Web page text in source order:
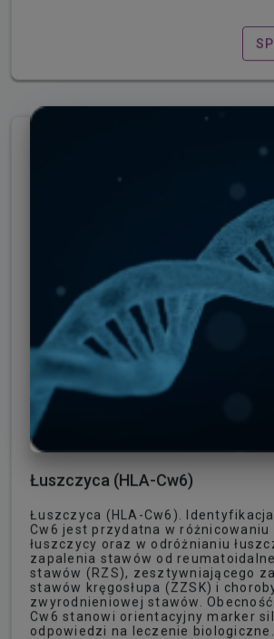
Łuszczyca (HLA-Cw6)
Łuszczyca (HLA-Cw6).
Cw6 jest przydatna w różnicowaniu
łuszczycy oraz w odróżnianiu
zapalenia stawów od
stawów (RZS), zesztywniającego
stawów kręgosłupa (ZZSK) i
zwyrodnieniowej stawów.
Cw6 stanowi orientacyjny marker
odpowiedzi na leczenie biologiczne.